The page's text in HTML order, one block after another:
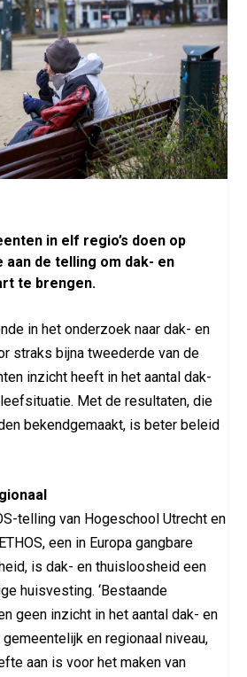
in elf regio’s doen op
aan de telling om dak- en
te brengen.
in het onderzoek naar dak- en
straks bijna tweederde van de
inzicht heeft in het aantal dak-
Met de resultaten, die
bekendgemaakt, is beter beleid
telling van Hogeschool Utrecht en
een in Europa gangbare
is dak- en thuisloosheid een
huisvesting. ‘Bestaande
geen inzicht in het aantal dak- en
en regionaal niveau,
aan is voor het maken van